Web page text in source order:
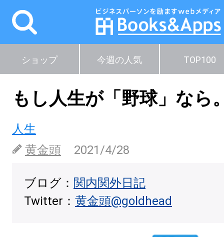
ショップ 今週の人気 TOP100
もし人生が「野球」なら
人生
黄金頭
2021/4/28
ブログ： 関内関外日記
Twitter： 黄金頭@goldhead